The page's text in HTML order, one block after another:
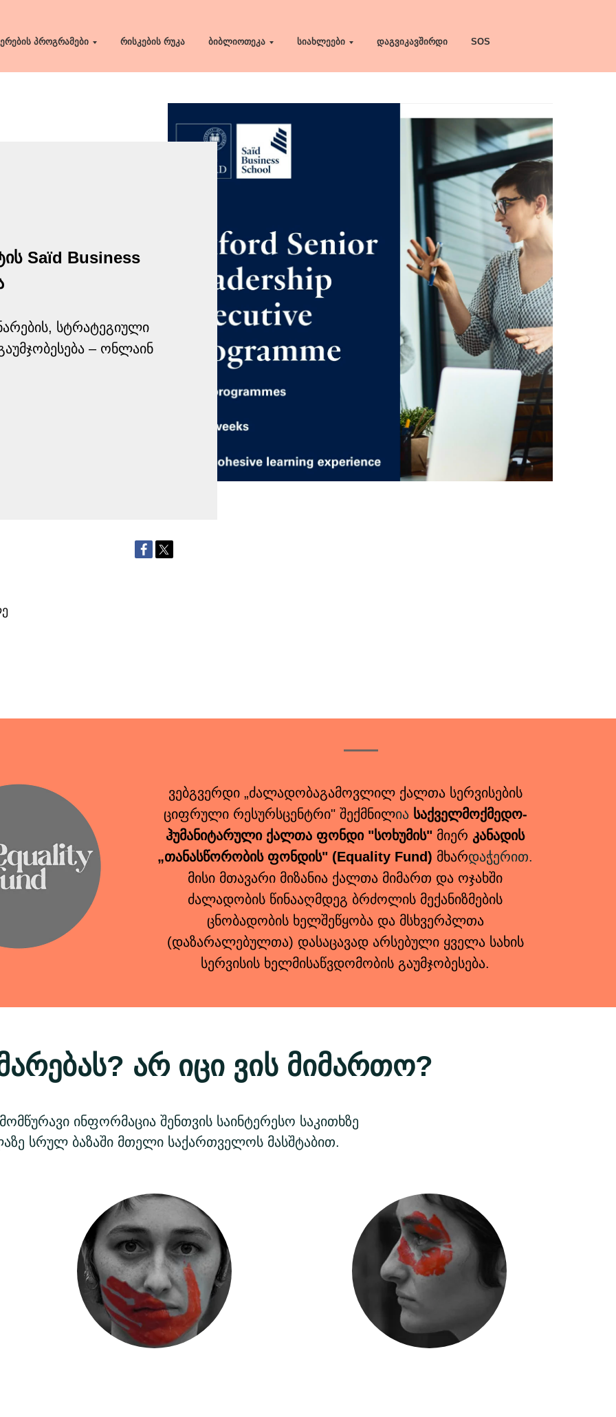
პროგრამები რისკების რუკა ბიბლიოთეკა სიახლეები დაგვიკავშირდი SOS
Saïd Business
სტრატეგიული
– ონლაინ
ვებგვერდი „ძალადობაგამოვლილ ქალთა სერვისების
ციფრული რესურსცენტრი" შექმნილია საქველმოქმედო-
ჰუმანიტარული ქალთა ფონდი "სოხუმის" მიერ კანადის
„თანასწორობის ფონდის" (Equality Fund) მხარდაჭერით.
მისი მთავარი მიზანია ქალთა მიმართ და ოჯახში
ძალადობის წინააღმდეგ ბრძოლის მექანიზმების
ცნობადობის ხელშეწყობა და მსხვერპლთა
(დაზარალებულთა) დასაცავად არსებული ყველა სახის
სერვისის ხელმისაწვდომობის გაუმჯობესება.
არ იცი ვის მიმართო?
ინფორმაცია შენთვის საინტერესო საკითხზე
სრულ ბაზაში მთელი საქართველოს მასშტაბით.